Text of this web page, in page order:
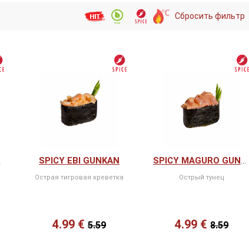
Сбросить фильтр
SPICY EBI GUNKAN
Острая тигровая креветка
4.99 €5.59
Острый тунец
4.99 €8.59